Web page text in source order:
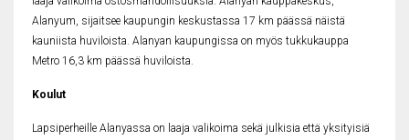
Alanyum, sijaitsee kaupungin keskustassa 17 km päässä näistä
kauniista huviloista. Alanyan kaupungissa on myös tukkukauppa
Metro 16,3 km päässä huviloista.
Koulut
Lapsiperheille Alanyassa on laaja valikoima sekä julkisia että yksityisiä